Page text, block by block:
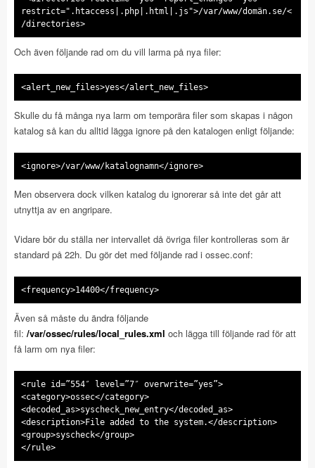
restrict=".htaccess|.php|.html|.js">/var/www/domän.se/<
/directories>
Och även följande rad om du vill larma på nya filer:
<alert_new_files>yes</alert_new_files>
Skulle du få många nya larm om temporära filer som skapas i någon
katalog så kan du alltid lägga ignore på den katalogen enligt följande:
<ignore>/var/www/katalognamn</ignore>
Men observera dock vilken katalog du ignorerar så inte det går att
utnyttja av en angripare.
Vidare bör du ställa ner intervallet då övriga filer kontrolleras som är
standard på 22h. Du gör det med följande rad i ossec.conf:
<frequency>14400</frequency>
Även så måste du ändra följande
fil: /var/ossec/rules/local_rules.xml och lägga till följande rad för att
få larm om nya filer:
<rule id=”554″ level=”7″ overwrite=”yes”>
<category>ossec</category>
<decoded_as>syscheck_new_entry</decoded_as>
<description>File added to the system.</description>
<group>syscheck</group>
</rule>